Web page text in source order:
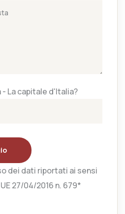
La capitale d'Italia?
dei dati riportati ai sensi
27/04/2016 n. 679*